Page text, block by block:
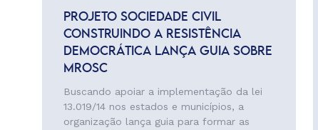
PROJETO SOCIEDADE CIVIL
CONSTRUINDO A RESISTÊNCIA
DEMOCRÁTICA LANÇA GUIA SOBRE
MROSC
Buscando apoiar a implementação da lei
13.019/14 nos estados e municípios, a
organização lança guia para formar as